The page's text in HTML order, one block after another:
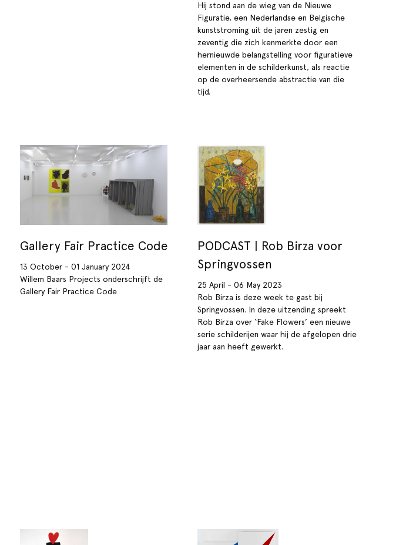
Hij stond aan de wieg van de Nieuwe
Figuratie, een Nederlandse en Belgische
kunststroming uit de jaren zestig en
zeventig die zich kenmerkte door een
hernieuwde belangstelling voor figuratieve
elementen in de schilderkunst, als reactie
op de overheersende abstractie van die
tijd.
Gallery Fair Practice Code
13 October - 01 January 2024
Willem Baars Projects onderschrijft de
Gallery Fair Practice Code
PODCAST | Rob Birza voor
Springvossen
25 April - 06 May 2023
Rob Birza is deze week te gast bij
Springvossen. In deze uitzending spreekt
Rob Birza over ‘Fake Flowers’ een nieuwe
serie schilderijen waar hij de afgelopen drie
jaar aan heeft gewerkt.